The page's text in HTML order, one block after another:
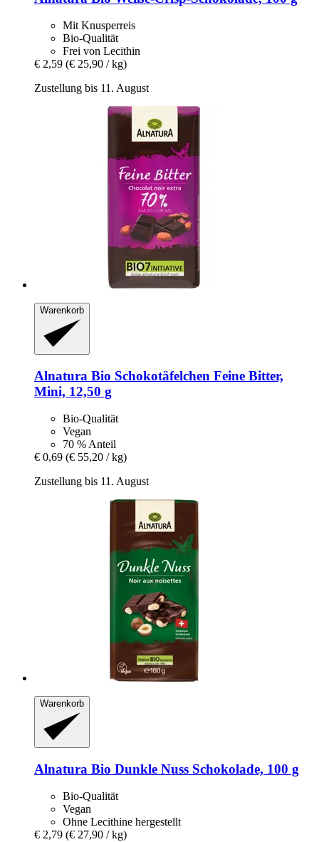
Mit Knusperreis
Bio-Qualität
Frei von Lecithin
€ 2,59 (€ 25,90 / kg)
Zustellung bis 11. August
Warenkorb
Alnatura Bio Schokotäfelchen Feine Bitter,
Mini, 12,50 g
Bio-Qualität
Vegan
70 % Anteil
€ 0,69 (€ 55,20 / kg)
Zustellung bis 11. August
Warenkorb
Alnatura Bio Dunkle Nuss Schokolade, 100 g
Bio-Qualität
Vegan
Ohne Lecithine hergestellt
€ 2,79 (€ 27,90 / kg)